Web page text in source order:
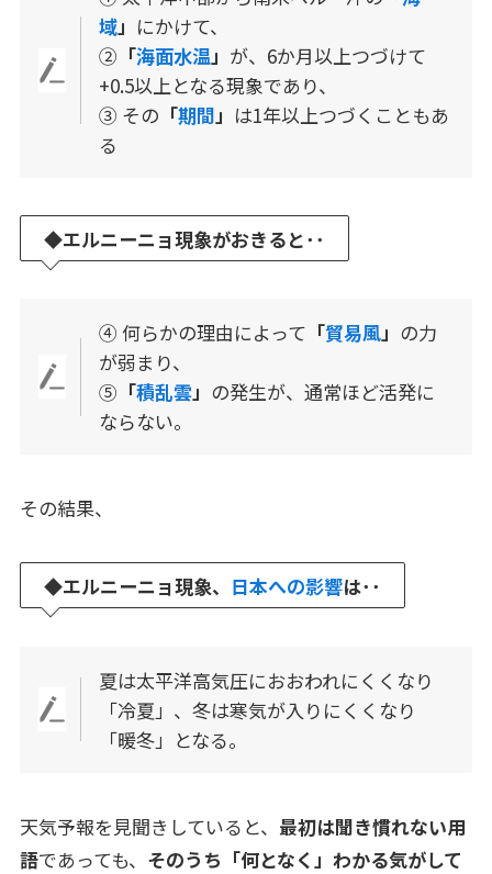
域」 にかけて、
➁ 「海面水温」 が、6か月以上つづけて
+0.5以上となる現象であり、
③ その 「期間」 は1年以上つづくこともあ
る
◆エルニーニョ現象がおきると･･
④ 何らかの理由によって 「貿易風」 の力
が弱まり、
⑤ 「積乱雲」 の発生が、通常ほど活発に
ならない。
その結果、
◆エルニーニョ現象、 日本への影響は･･
夏は太平洋高気圧におおわれにくくなり
「冷夏」、冬は寒気が入りにくくなり
「暖冬」となる。
天気予報を見聞きしていると、 最初は聞き慣れない用
語であっても、 そのうち「何となく」わかる気がして